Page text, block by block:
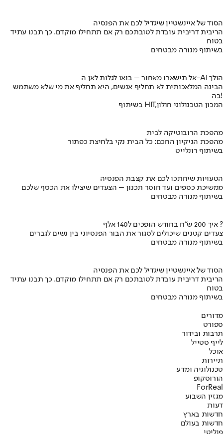
הסוד של איינשטיין שיגדיל לכם את הפנסיה
הריבית דריבית עובדת לטובתכם רק אם תתחילו מוקדם. כך תבנו עתיד
בטוח
בשיתוף מנורה מבטחים
אל תישארו מאחור – בואו לגלות לאן ה-AI הולך
הבינה המלאכותית לא תחליף אנשים, היא תחליף את מי שלא משתמש
בה!
בשיתוף HIT,המכון הטכנולוגי חולון
מהפכת הרובוטיקה לבית
מהפכת הניקיון החכם: כל הבית נקי בלחיצת כפתור
בשיתוף רונלייט
הטעויות שיחתכו לכם את קצבת הפנסיה
ממשיכת כספים ועד חוסר תכנון – הצעדים שיצילו את הכסף שלכם
בשיתוף מנורה מבטחים
איך 200 ש"ח בחודש הופכים ל140 אלף ?
צעדים קטנים שיכולים לסגור את הבור הפנסיוני בין נשים לגברים
בשיתוף מנורה מבטחים
הסוד של איינשטיין שיגדיל לכם את הפנסיה
הריבית דריבית עובדת לטובתכם רק אם תתחילו מוקדם. כך תבנו עתיד
בטוח
בשיתוף מנורה מבטחים
מדורים
ספורט
תרבות ובידור
לייף סטייל
אוכל
תיירות
טכנולוגיה ומדע
הורוסקופ
ForReal
מגזין השבוע
דעות
חדשות בארץ
חדשות בעולם